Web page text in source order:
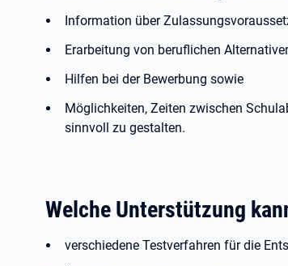
Information über
Erarbeitung von beruflichen
Hilfen bei der Bewerbung sowie
Möglichkeiten, Zeiten zwischen
sinnvoll zu gestalten.
Welche Unterstützung
verschiedene Testverfahren für die